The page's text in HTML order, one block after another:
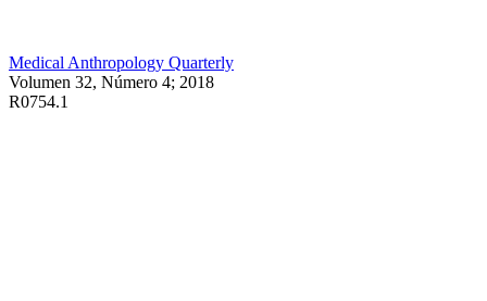
Medical Anthropology Quarterly
Volumen 32, Número 4; 2018
R0754.1